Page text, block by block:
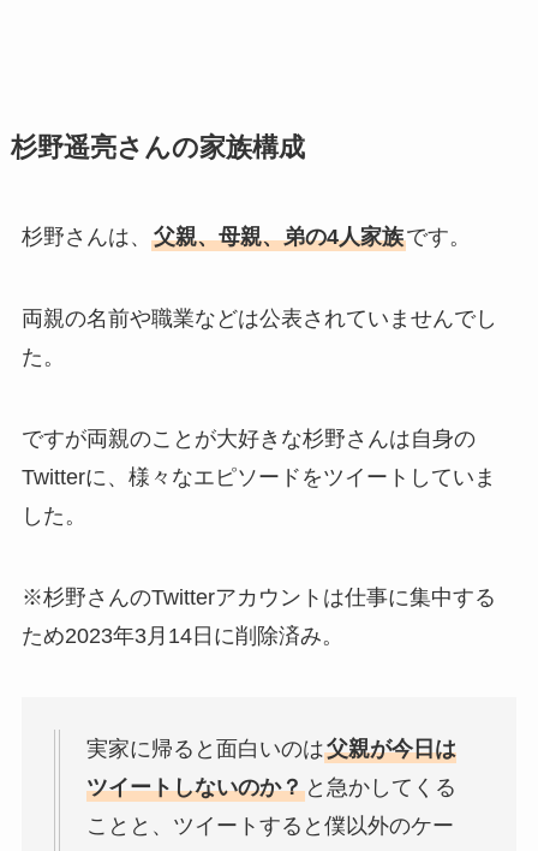
杉野遥亮さんの家族構成
杉野さんは、 父親、母親、弟の4人家族です。
両親の名前や職業などは公表されていませんでし
た。
ですが両親のことが大好きな杉野さんは自身の
Twitterに、様々なエピソードをツイートしていま
した。
※杉野さんのTwitterアカウントは仕事に集中する
ため2023年3月14日に削除済み。
実家に帰ると面白いのは父親が今日は
ツイートしないのか？と急かしてくる
ことと、ツイートすると僕以外のケー